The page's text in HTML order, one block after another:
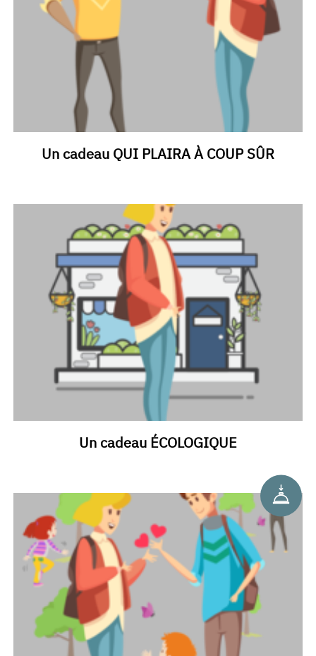
Un cadeau QUI PLAIRA À COUP SÛR
Un cadeau ÉCOLOGIQUE